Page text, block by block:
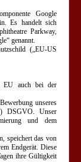
Google
Es handelt sich
Parkway,
genannt.
(„EU-US
EU auch bei der
unseres
DSGVO. Unser
und dem
speichert das von
Endgerät. Diese
ihre Gültigkeit